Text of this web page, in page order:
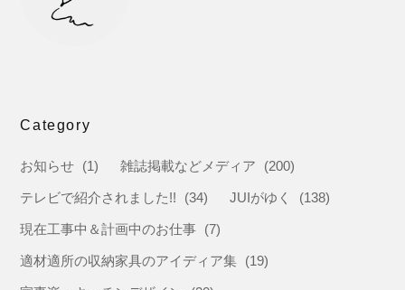
Category
お知らせ (1) 雑誌掲載などメディア (200)
テレビで紹介されました!! (34) JUIがゆく (138)
現在工事中＆計画中のお仕事 (7)
適材適所の収納家具のアイディア集 (19)